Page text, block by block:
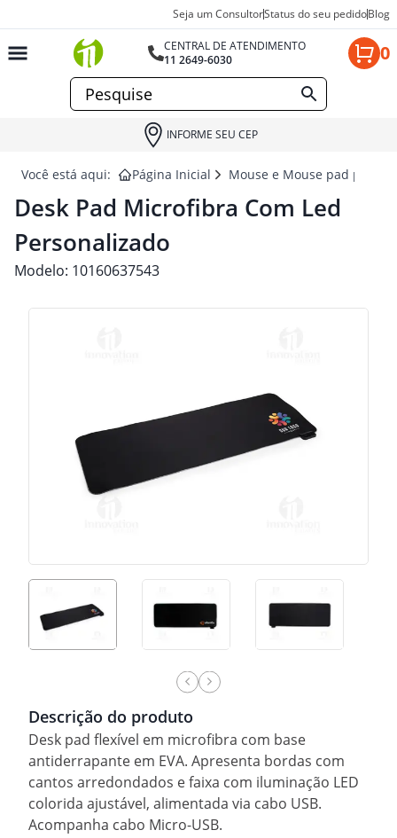
Seja um ConsultorStatus do seu pedidoBlog
CENTRAL DE ATENDIMENTO
11 2649-6030
0
INFORME SEU CEP
Você está aqui: Página Inicial Mouse e Mouse pad para
Desk Pad Microfibra Com Led
Personalizado
Modelo: 10160637543
Descrição do produto
Desk pad flexível em microfibra com base
antiderrapante em EVA. Apresenta bordas com
cantos arredondados e faixa com iluminação LED
colorida ajustável, alimentada via cabo USB.
Acompanha cabo Micro-USB.